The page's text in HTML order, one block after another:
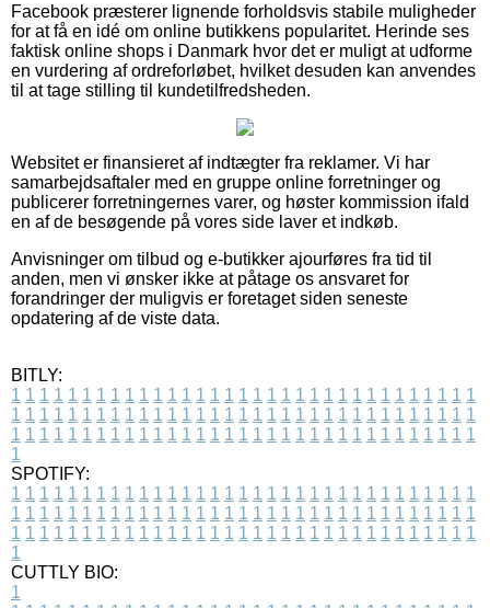
Facebook præsterer lignende forholdsvis stabile muligheder
for at få en idé om online butikkens popularitet. Herinde ses
faktisk online shops i Danmark hvor det er muligt at udforme
en vurdering af ordreforløbet, hvilket desuden kan anvendes
til at tage stilling til kundetilfredsheden.
Websitet er finansieret af indtægter fra reklamer. Vi har
samarbejdsaftaler med en gruppe online forretninger og
publicerer forretningernes varer, og høster kommission ifald
en af de besøgende på vores side laver et indkøb.
Anvisninger om tilbud og e-butikker ajourføres fra tid til
anden, men vi ønsker ikke at påtage os ansvaret for
forandringer der muligvis er foretaget siden seneste
opdatering af de viste data.
BITLY:
1 1 1 1 1 1 1 1 1 1 1 1 1 1 1 1 1 1 1 1 1 1 1 1 1 1 1 1 1 1 1 1 1
1 1 1 1 1 1 1 1 1 1 1 1 1 1 1 1 1 1 1 1 1 1 1 1 1 1 1 1 1 1 1 1 1
1 1 1 1 1 1 1 1 1 1 1 1 1 1 1 1 1 1 1 1 1 1 1 1 1 1 1 1 1 1 1 1 1
1
SPOTIFY:
1 1 1 1 1 1 1 1 1 1 1 1 1 1 1 1 1 1 1 1 1 1 1 1 1 1 1 1 1 1 1 1 1
1 1 1 1 1 1 1 1 1 1 1 1 1 1 1 1 1 1 1 1 1 1 1 1 1 1 1 1 1 1 1 1 1
1 1 1 1 1 1 1 1 1 1 1 1 1 1 1 1 1 1 1 1 1 1 1 1 1 1 1 1 1 1 1 1 1
1
CUTTLY BIO:
1